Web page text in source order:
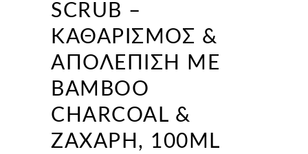
SCRUB –
ΚΑΘΑΡΙΣΜΌΣ &
ΑΠΟΛΈΠΙΣΗ ΜΕ
BAMBOO
CHARCOAL &
ΖΆΧΑΡΗ, 100ML